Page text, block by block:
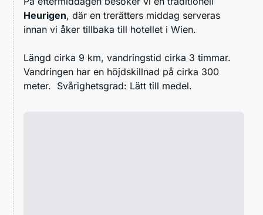
Heurigen, där en trerätters middag serveras
innan vi åker tillbaka till hotellet i Wien.
Längd cirka 9 km, vandringstid cirka 3 timmar.
Vandringen har en höjdskillnad på cirka 300
meter. Svårighetsgrad: Lätt till medel.